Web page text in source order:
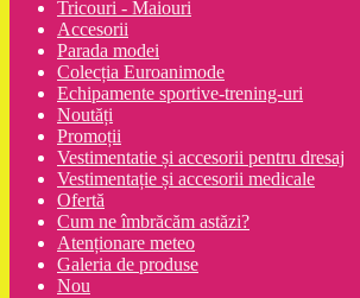
Tricouri - Maiouri
Accesorii
Parada modei
Colecția Euroanimode
Echipamente sportive-trening-uri
Noutăți
Promoții
Vestimentatie și accesorii pentru dresaj
Vestimentație și accesorii medicale
Ofertă
Cum ne îmbrăcăm astăzi?
Atenționare meteo
Galeria de produse
Nou